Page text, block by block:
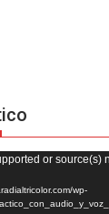
or source(s)
wp-